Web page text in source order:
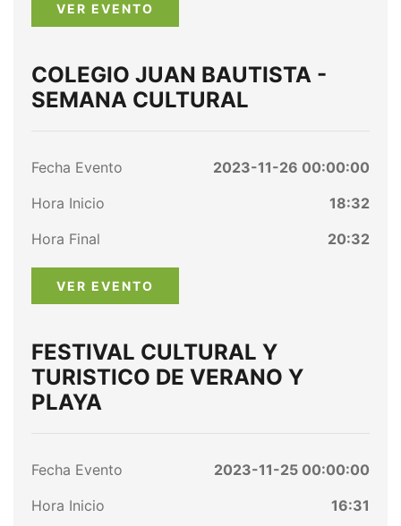
VER EVENTO
COLEGIO JUAN BAUTISTA -
SEMANA CULTURAL
Fecha Evento
2023-11-26 00:00:00
Hora Inicio
18:32
Hora Final
20:32
VER EVENTO
FESTIVAL CULTURAL Y
TURISTICO DE VERANO Y
PLAYA
Fecha Evento
2023-11-25 00:00:00
Hora Inicio
16:31